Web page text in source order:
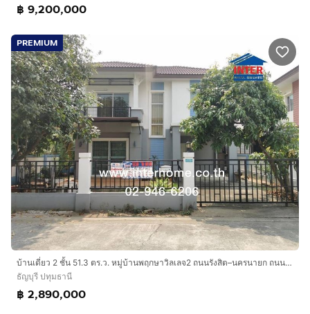
฿ 9,200,000
PREMIUM
บ้านเดี่ยว 2 ชั้น 51.3 ตร.ว. หมู่บ้านพฤกษาวิลเลจ2 ถนนรังสิต–นครนายก ถนนธัญบุรี ธัญบุรี ปทุมธานี
ธัญบุรี ปทุมธานี
฿ 2,890,000